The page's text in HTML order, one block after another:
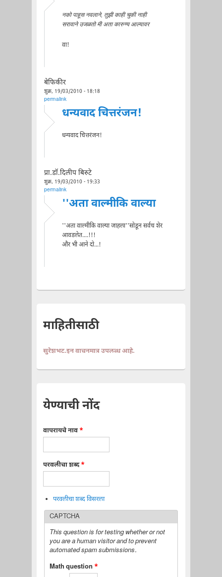
नको पाहूस नवलाने, तुझी काही चुकी नाही
सरावाने उजळतो मी अता कारुण्य आल्यावर
वा!
बेफिकीर
शुक्र, 19/03/2010 - 18:18
permalink
धन्यवाद चित्तरंजन!
धन्यवाद चित्तरंजन!
प्रा.डॉ.दिलीप बिरुटे
शुक्र, 19/03/2010 - 19:33
permalink
''अता वाल्मीकि वाल्या
''अता वाल्मीकि वाल्या जाहला''सोडून सर्वच शेर
आवडलेत....!!!
और भी आने दो...!
माहितीसाठी
सुरेशभट.इन वाचनमात्र उपलब्ध आहे.
येण्याची नोंद
वापरायचे नाव *
परवलीचा शब्द*
परवलीचा शब्द विसरला
CAPTCHA
This question is for testing whether or not
you are a human visitor and to prevent
automated spam submissions.
Math question *